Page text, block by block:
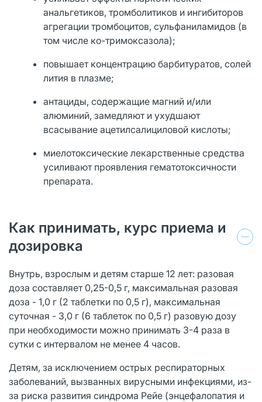
анальгетиков, тромболитиков и ингибиторов
агрегации тромбоцитов, сульфаниламидов (в
том числе ко-тримоксазола);
повышает концентрацию барбитуратов, солей
лития в плазме;
антациды, содержащие магний и/или
алюминий, замедляют и ухудшают
всасывание ацетилсалициловой кислоты;
миелотоксические лекарственные средства
усиливают проявления гематотоксичности
препарата.
Как принимать, курс приема и
дозировка
Внутрь, взрослым и детям старше 12 лет: разовая
доза составляет 0,25-0,5 г, максимальная разовая
доза - 1,0 г (2 таблетки по 0,5 г), максимальная
суточная - 3,0 г (6 таблеток по 0,5 г) разовую дозу
при необходимости можно принимать 3-4 раза в
сутки с интервалом не менее 4 часов.
Детям, за исключением острых респираторных
заболеваний, вызванных вирусными инфекциями, из-
за риска развития синдрома Рейе (энцефалопатия и